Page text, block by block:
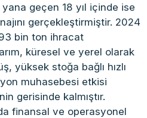
geçen 18 yıl içinde ise
gerçekleştirmiştir. 2024
bin ton ihracat
küresel ve yerel olarak
yüksek stoğa bağlı hızlı
muhasebesi etkisi
gerisinde kalmıştır.
finansal ve operasyonel